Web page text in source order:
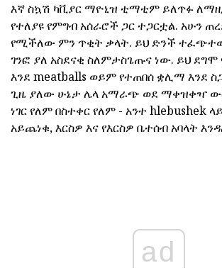
እኛ ስኳሽ ካቪያር ማዮኒዝ ቲማቲም ይለጥፉ
የተለያዩ የምግብ አሰራሮች ጋር ተጋርቷል. አሁን
የሚችለው ምን ጥቂት ቃላት. ይህ ድንች
ገንፎ ያለ አስደናቂ ስለምታስጌጡና ነው. ይህ ደግሞ
እንደ meatballs ወይም የተጠበሰ ቋሊማ እንደ
ጊዜ ያለው ሁኔታ ሌላ አማራጭ ወደ ማቀዝቀዣ
ነገር የለም በስተቀር የለም - አንተ hlebushek
አይጨነቁ, እርስዎ እና የእርስዎ ቤተሰብ አባላት
ad